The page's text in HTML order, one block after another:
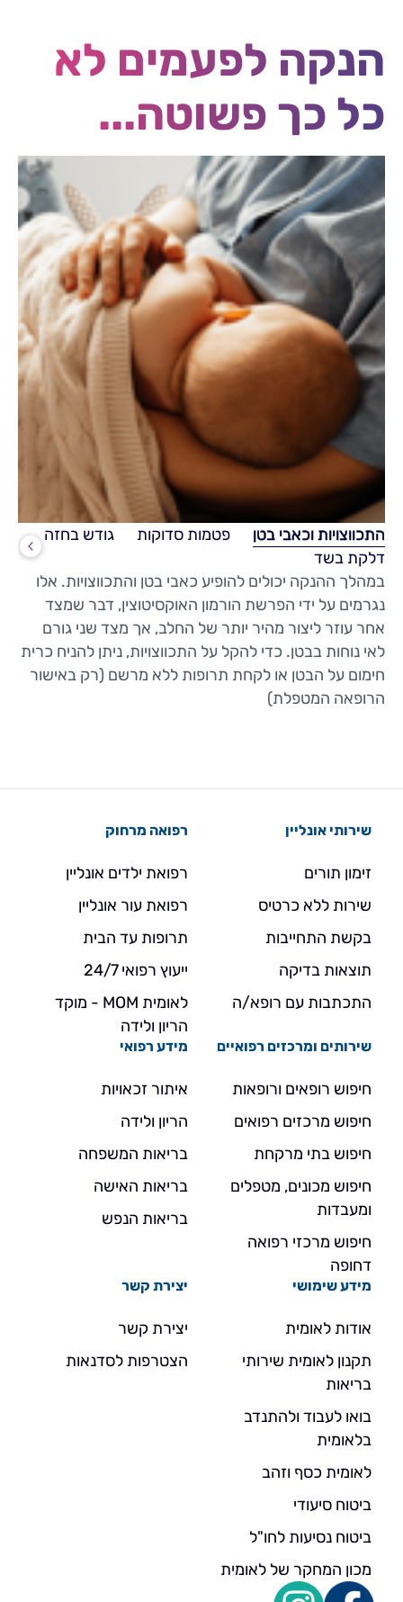
הנקה לפעמים לא
כל כך פשוטה...
התכווצויות וכאבי בטן פטמות סדוקות
גודש בחזה
דלקת בשד
במהלך ההנקה יכולים להופיע כאבי בטן והתכווצויות. אלו
נגרמים על ידי הפרשת הורמון האוקסיטוצין, דבר שמצד
אחר עוזר ליצור מהיר יותר של החלב, אך מצד שני גורם
לאי נוחות בבטן. כדי להקל על התכווצויות, ניתן להניח כרית
חימום על הבטן או לקחת תרופות ללא מרשם (רק באישור
הרופאה המטפלת)
שירותי אונליין
זימון תורים
שירות ללא כרטיס
בקשת התחייבות
תוצאות בדיקה
התכתבות עם רופא/ה
רפואה מרחוק
רפואת ילדים אונליין
רפואת עור אונליין
תרופות עד הבית
ייעוץ רפואי 24/7
לאומית MOM - מוקד
הריון ולידה
שירותים ומרכזים רפואיים
חיפוש רופאים ורופאות
חיפוש מרכזים רפואים
חיפוש בתי מרקחת
חיפוש מכונים, מטפלים
ומעבדות
חיפוש מרכזי רפואה
דחופה
מידע רפואי
איתור זכאויות
הריון ולידה
בריאות המשפחה
בריאות האישה
בריאות הנפש
מידע שימושי
אודות לאומית
תקנון לאומית שירותי
בריאות
בואו לעבוד ולהתנדב
בלאומית
לאומית כסף וזהב
ביטוח סיעודי
ביטוח נסיעות לחו"ל
מכון המחקר של לאומית
יצירת קשר
יצירת קשר
הצטרפות לסדנאות